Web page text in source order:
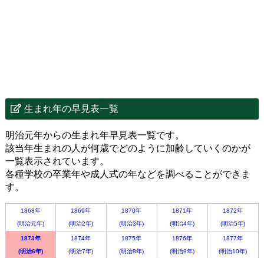
生まれ年の早見表一覧
明治元年からの生まれ年早見表一覧です。
該当年生まれの人が何歳でどのように加齢していくのかが
一覧表示されています。
各種学校の卒業年や成人式の年などを調べることができま
す。
1868年
(明治元年)
1869年
(明治2年)
1870年
(明治3年)
1871年
(明治4年)
1872年
(明治5年)
1873年
(明治6年)
1874年
(明治7年)
1875年
(明治8年)
1876年
(明治9年)
1877年
(明治10年)